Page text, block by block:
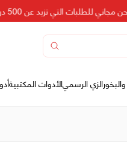
مجاني للطلبات التي تزيد عن 500 درهم!
الزي الرسميالأدوات المكتبية